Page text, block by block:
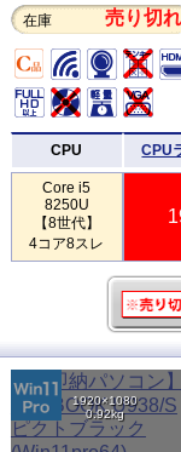
在庫 売り切れ
CPU CPU
Core i5
8250U
【8世代】
4コア8スレ
1920×1080
0.92kg